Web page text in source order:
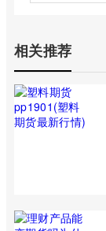
相关推荐